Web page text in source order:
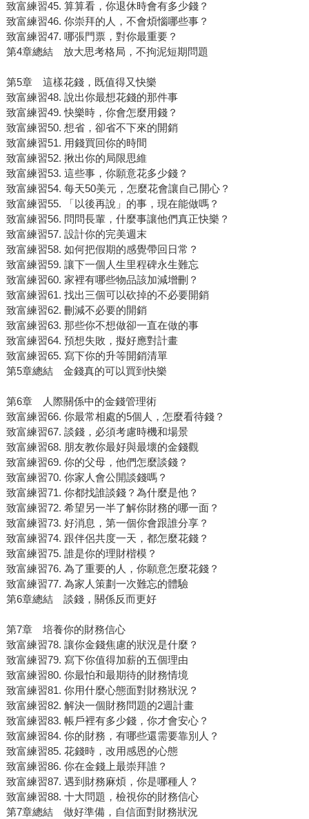
致富練習45. 算算看，你退休時會有多少錢？
致富練習46. 你崇拜的人，不會煩惱哪些事？
致富練習47. 哪張門票，對你最重要？
第4章總結 放大思考格局，不拘泥短期問題
第5章 這樣花錢，既值得又快樂
致富練習48. 說出你最想花錢的那件事
致富練習49. 快樂時，你會怎麼用錢？
致富練習50. 想省，卻省不下來的開銷
致富練習51. 用錢買回你的時間
致富練習52. 揪出你的局限思維
致富練習53. 這些事，你願意花多少錢？
致富練習54. 每天50美元，怎麼花會讓自己開心？
致富練習55. 「以後再說」的事，現在能做嗎？
致富練習56. 問問長輩，什麼事讓他們真正快樂？
致富練習57. 設計你的完美週末
致富練習58. 如何把假期的感覺帶回日常？
致富練習59. 讓下一個人生里程碑永生難忘
致富練習60. 家裡有哪些物品該加減增刪？
致富練習61. 找出三個可以砍掉的不必要開銷
致富練習62. 刪減不必要的開銷
致富練習63. 那些你不想做卻一直在做的事
致富練習64. 預想失敗，擬好應對計畫
致富練習65. 寫下你的升等開銷清單
第5章總結 金錢真的可以買到快樂
第6章 人際關係中的金錢管理術
致富練習66. 你最常相處的5個人，怎麼看待錢？
致富練習67. 談錢，必須考慮時機和場景
致富練習68. 朋友教你最好與最壞的金錢觀
致富練習69. 你的父母，他們怎麼談錢？
致富練習70. 你家人會公開談錢嗎？
致富練習71. 你都找誰談錢？為什麼是他？
致富練習72. 希望另一半了解你財務的哪一面？
致富練習73. 好消息，第一個你會跟誰分享？
致富練習74. 跟伴侶共度一天，都怎麼花錢？
致富練習75. 誰是你的理財楷模？
致富練習76. 為了重要的人，你願意怎麼花錢？
致富練習77. 為家人策劃一次難忘的體驗
第6章總結 談錢，關係反而更好
第7章 培養你的財務信心
致富練習78. 讓你金錢焦慮的狀況是什麼？
致富練習79. 寫下你值得加薪的五個理由
致富練習80. 你最怕和最期待的財務情境
致富練習81. 你用什麼心態面對財務狀況？
致富練習82. 解決一個財務問題的2週計畫
致富練習83. 帳戶裡有多少錢，你才會安心？
致富練習84. 你的財務，有哪些還需要靠別人？
致富練習85. 花錢時，改用感恩的心態
致富練習86. 你在金錢上最崇拜誰？
致富練習87. 遇到財務麻煩，你是哪種人？
致富練習88. 十大問題，檢視你的財務信心
第7章總結 做好準備，自信面對財務狀況